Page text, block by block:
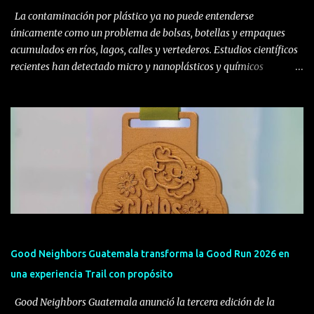
La contaminación por plástico ya no puede entenderse
únicamente como un problema de bolsas, botellas y empaques
acumulados en ríos, lagos, calles y vertederos. Estudios científicos
recientes han detectado micro y nanoplásticos y químicos
consecuencias a largo plazo sobre la salud. Plastic Free July surgió
en Australia Occidental en 2011, cuando Rebecca Prince-Ruiz y un
pequeño grupo de personas asumieron el reto de rechazar los
plásticos desechables durante julio. Lo que comenzó como una
iniciativa local se transformó en un movimiento internacional que
promueve cambios permanentes en los hábitos de consumo. En el
marco de Plastic Free July, Rescue the Planet hace un llamado a la
consumo de plásticos de un solo uso y adoptar alternativas en otro
materiales y reutilizables que permi...
Good Neighbors Guatemala transforma la Good Run 2026 en
una experiencia Trail con propósito
Good Neighbors Guatemala anunció la tercera edición de la